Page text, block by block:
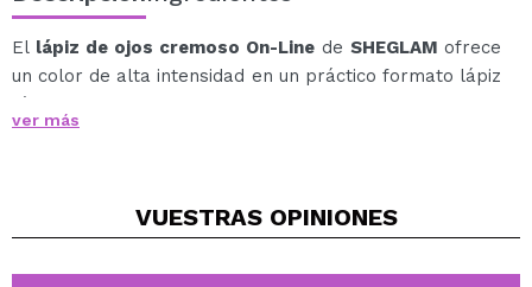
El lápiz de ojos cremoso On-Line de SHEGLAM ofrece
un color de alta intensidad en un práctico formato lápiz
fácil de usar.
Su fórmula cremosa se desliza suavemente sobre el
Es resistente al agua, garantizando una duración
Aun así, se retira fácilmente con desmaquillante, sin
ver más
VUESTRAS OPINIONES